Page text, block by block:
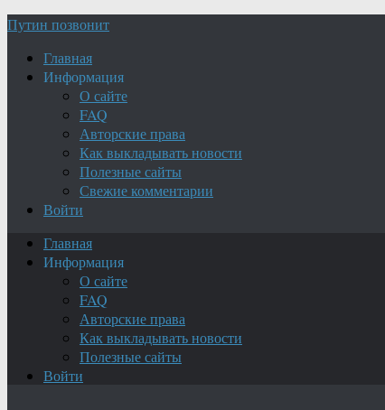
Путин позвонит
Главная
Информация
О сайте
FAQ
Авторские права
Как выкладывать новости
Полезные сайты
Свежие комментарии
Войти
Главная
Информация
О сайте
FAQ
Авторские права
Как выкладывать новости
Полезные сайты
Войти